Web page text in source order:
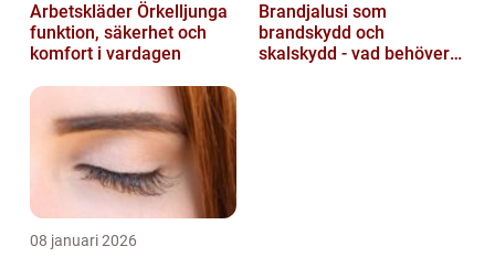
Arbetskläder Örkelljunga
funktion, säkerhet och
komfort i vardagen
Brandjalusi som
brandskydd och
skalskydd - vad behöver
08 januari 2026